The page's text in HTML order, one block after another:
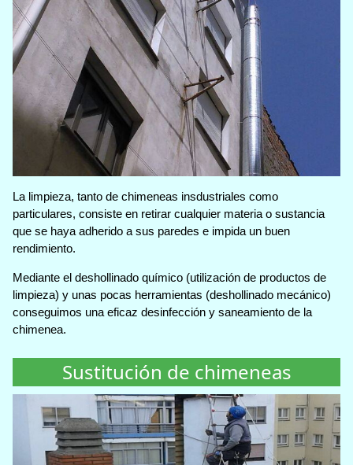
La limpieza, tanto de chimeneas insdustriales como
particulares, consiste en retirar cualquier materia o sustancia
que se haya adherido a sus paredes e impida un buen
rendimiento.
Mediante el deshollinado químico (utilización de productos de
limpieza) y unas pocas herramientas (deshollinado mecánico)
conseguimos una eficaz desinfección y saneamiento de la
chimenea.
Sustitución de chimeneas